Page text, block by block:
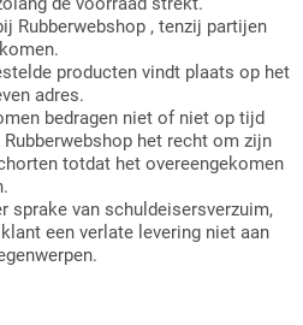
Rubberwebshop , tenzij partijen
producten vindt plaats op het
adres.
bedragen niet of niet op tijd
het recht om zijn
totdat het overeengekomen
sprake van schuldeisersverzuim,
een verlate levering niet aan